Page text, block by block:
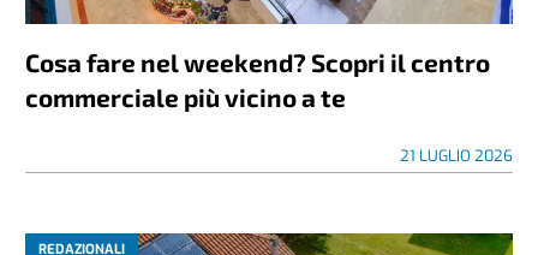
Cosa fare nel weekend? Scopri il centro
commerciale più vicino a te
21 LUGLIO 2026
REDAZIONALI